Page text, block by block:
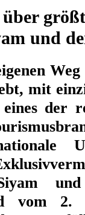
und
mit
der
vom